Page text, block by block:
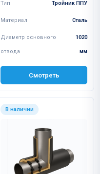
Тип Тройник ППУ
Материал Сталь
Диаметр основного
отвода
1020
мм
Смотреть
В наличии